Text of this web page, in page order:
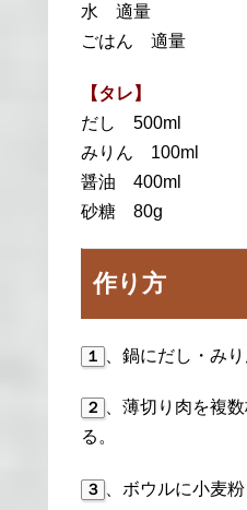
水 適量
ごはん 適量
【タレ】
だし 500ml
みりん 100ml
醤油 400ml
砂糖 80g
作り方
１ 、鍋にだし・み
２ 、薄切り肉を複
る。
３ 、ボウルに小麦